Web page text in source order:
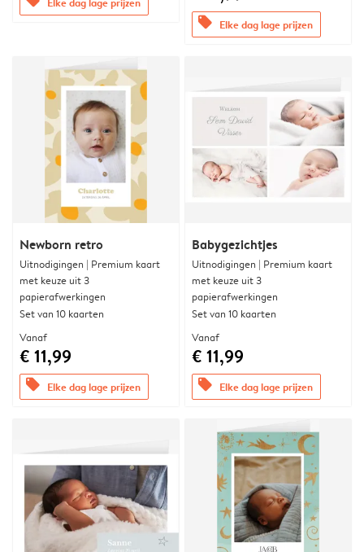
offers Elke dag lage prijzen
Newborn retro
Uitnodigingen | Premium kaart
met keuze uit 3
papierafwerkingen
Set van 10 kaarten
Vanaf
€ 11,99
offers Elke dag lage prijzen
Babygezichtjes
Uitnodigingen | Premium kaart
met keuze uit 3
papierafwerkingen
Set van 10 kaarten
Vanaf
€ 11,99
offers Elke dag lage prijzen